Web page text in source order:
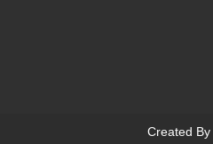
Created By